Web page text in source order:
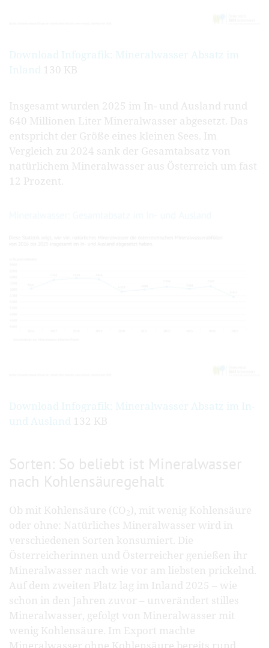
Download Infografik: Mineralwasser Absatz im
Inland 130 KB
Insgesamt wurden 2025 im In- und Ausland rund
640 Millionen Liter Mineralwasser abgesetzt. Das
entspricht der Größe eines kleinen Sees. Im
Vergleich zu 2024 sank der Gesamtabsatz von
natürlichem Mineralwasser aus Österreich um fast
12 Prozent.
Download Infografik: Mineralwasser Absatz im In-
und Ausland 132 KB
Sorten: So beliebt ist Mineralwasser
nach Kohlensäuregehalt
Ob mit Kohlensäure (CO2 ), mit wenig Kohlensäure
oder ohne: Natürliches Mineralwasser wird in
verschiedenen Sorten konsumiert. Die
Österreicherinnen und Österreicher genießen ihr
Mineralwasser nach wie vor am liebsten prickelnd.
Auf dem zweiten Platz lag im Inland 2025 – wie
schon in den Jahren zuvor – unverändert stilles
Mineralwasser, gefolgt von Mineralwasser mit
wenig Kohlensäure. Im Export machte
Mineralwasser ohne Kohlensäure bereits rund